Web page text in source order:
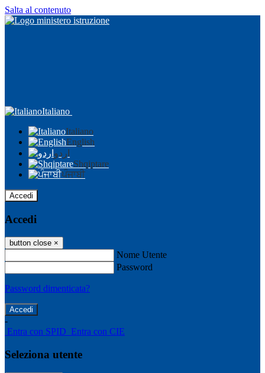
Salta al contenuto
Italiano
Italiano
English
اردو
Shqiptare
ਪੰਜਾਬੀ
Accedi
Accedi
button close ×
Nome Utente
Password
Password dimenticata?
-
Entra con SPID Entra con CIE
Seleziona utente